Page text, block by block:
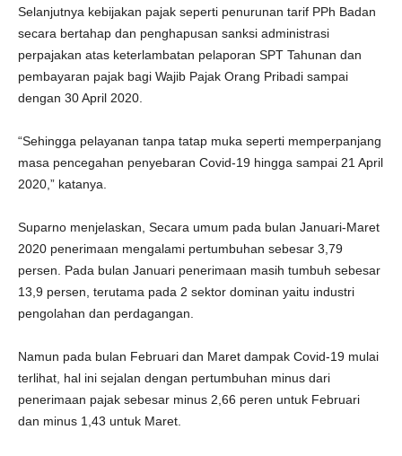
Selanjutnya kebijakan pajak seperti penurunan tarif PPh Badan
secara bertahap dan penghapusan sanksi administrasi
perpajakan atas keterlambatan pelaporan SPT Tahunan dan
pembayaran pajak bagi Wajib Pajak Orang Pribadi sampai
dengan 30 April 2020.
“Sehingga pelayanan tanpa tatap muka seperti memperpanjang
masa pencegahan penyebaran Covid-19 hingga sampai 21 April
2020,” katanya.
Suparno menjelaskan, Secara umum pada bulan Januari-Maret
2020 penerimaan mengalami pertumbuhan sebesar 3,79
persen. Pada bulan Januari penerimaan masih tumbuh sebesar
13,9 persen, terutama pada 2 sektor dominan yaitu industri
pengolahan dan perdagangan.
Namun pada bulan Februari dan Maret dampak Covid-19 mulai
terlihat, hal ini sejalan dengan pertumbuhan minus dari
penerimaan pajak sebesar minus 2,66 peren untuk Februari
dan minus 1,43 untuk Maret.